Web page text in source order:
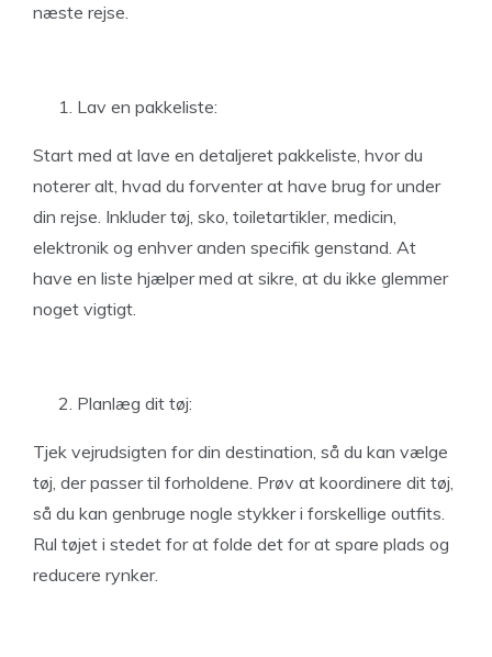
næste rejse.
Lav en pakkeliste:
Start med at lave en detaljeret pakkeliste, hvor du
noterer alt, hvad du forventer at have brug for under
din rejse. Inkluder tøj, sko, toiletartikler, medicin,
elektronik og enhver anden specifik genstand. At
have en liste hjælper med at sikre, at du ikke glemmer
noget vigtigt.
Planlæg dit tøj:
Tjek vejrudsigten for din destination, så du kan vælge
tøj, der passer til forholdene. Prøv at koordinere dit tøj,
så du kan genbruge nogle stykker i forskellige outfits.
Rul tøjet i stedet for at folde det for at spare plads og
reducere rynker.